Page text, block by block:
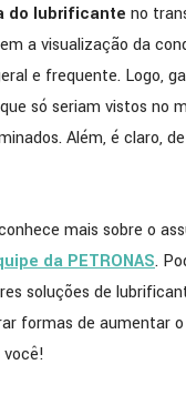
do lubrificante no
a visualização da
e frequente. Logo,
só seriam vistos no
Além, é claro,
mais sobre o
da PETRONAS.
soluções de
formas de aumentar
você!